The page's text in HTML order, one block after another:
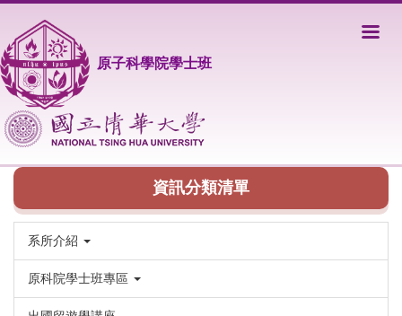
主
要
內
區
原子科學院學士班
資訊分類清單
系所介紹
原科院學士班專區